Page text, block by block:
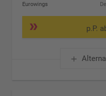
Eurowings
p.P.